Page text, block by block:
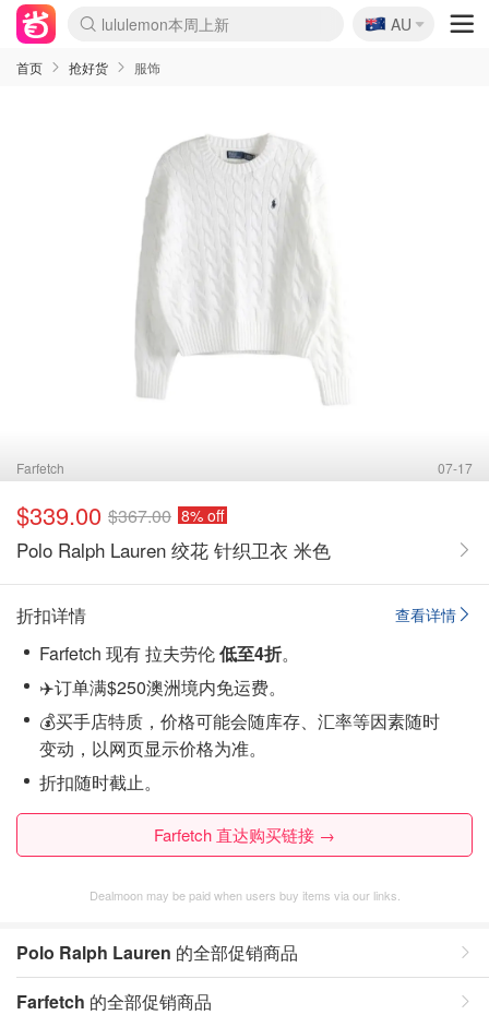
lululemon本周上新
Sasa美妆护肤3.5折
SSENSE年中3折
FreshBeauty好价汇总
Cettire降价+叠9折
Farfetch折上8折
WWS Coles超市实拍
viagogo二手票捡漏
Myer清仓1折起
The Outnet奢牌1折起
David Jones 3折起
Flannels大牌1折
Perfumes Club护肤1折
AMIRO返校季6.2折
Oweek抽奖送Airpods
Amazon折扣汇总
eToro入金$200送$50
Amazon数码好物
ICONIC本周7.5折
ThedoubleF高奢地板价
Moose Knuckles 6折
丝芙兰5折起
EUFY官网3.7折起
Selenichast首饰2折
Trip机票酒店促销
YSL送5件彩妆礼
Amazon家居好物
BIGBANG巡演开票
David Jones时尚3折
Amazon美妆护肤
雅漾大喷$8
过敏原检测盒$33
伊索独家赠50ml沐浴露
科颜氏送高保湿面霜
SEALIFE海洋馆门票6折
丝塔芙大白罐$16
订阅Newsletter送香薰
Cult Beauty 6.8折
Harrods圣诞日历2.3折
LN-CC奢牌私促3折
d'Alba空姐喷雾$16
EVE LOM套装逆天2折
Bernardelli独家4折
Adore Beauty 6折起
CT圣诞日历
Mytheresa奢品2.7折
🇦🇺
AU
首页 抢好货 服饰
Farfetch 07-17
$339.00 $367.00 8% off
Polo Ralph Lauren 绞花 针织卫衣 米色
查看详情
折扣详情
Farfetch 现有 拉夫劳伦低至4折。
✈️订单满$250澳洲境内免运费。
💰买手店特质，价格可能会随库存、汇率等因素随时
变动，以网页显示价格为准。
折扣随时截止。
Farfetch 直达购买链接 →
Dealmoon may be paid when users buy items via our links.
Polo Ralph Lauren 的全部促销商品
Farfetch 的全部促销商品